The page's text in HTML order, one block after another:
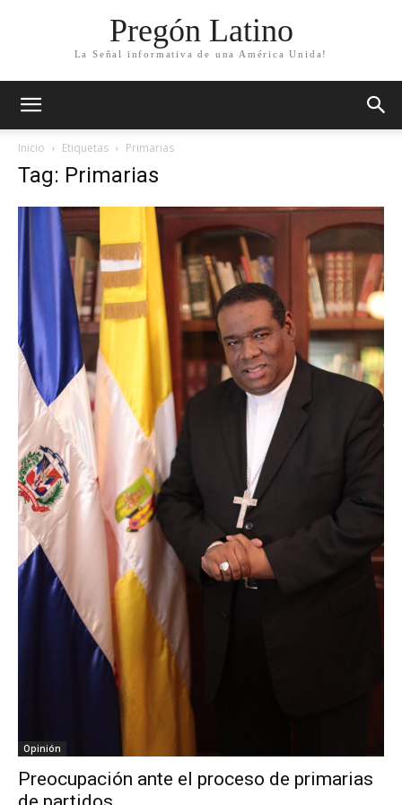
Pregón Latino
La Señal informativa de una América Unida!
Inicio Etiquetas Primarias
Tag: Primarias
Opinión
Preocupación ante el proceso de primarias